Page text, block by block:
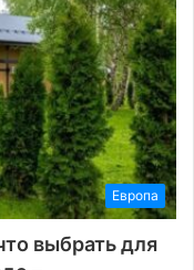
Европа
выбрать для